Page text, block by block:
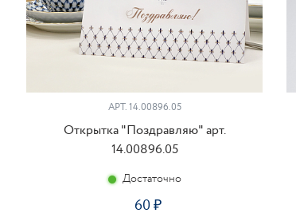
АРТ. 14.00896.05
Открытка "Поздравляю" арт.
14.00896.05
Достаточно
60